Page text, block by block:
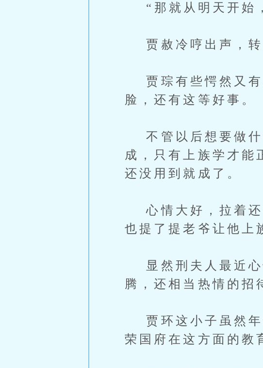
“那就从明天开始
贾赦冷哼出声，转
贾琮有些愕然又有
脸，还有这等好事。
不管以后想要做什
成，只有上族学才能
还没用到就成了。
心情大好，拉着还
也提了提老爷让他上
显然刑夫人最近心
腾，还相当热情的招
贾环这小子虽然年
荣国府在这方面的教